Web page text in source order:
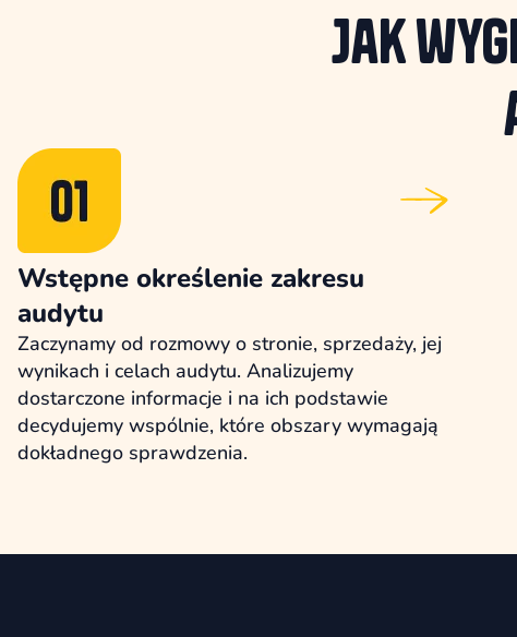
Jak
Wstępne określenie zakresu
audytu
Zaczynamy od rozmowy o stronie, sprzedaży, jej
wynikach i celach audytu. Analizujemy
dostarczone informacje i na ich podstawie
decydujemy wspólnie, które obszary wymagają
dokładnego sprawdzenia.